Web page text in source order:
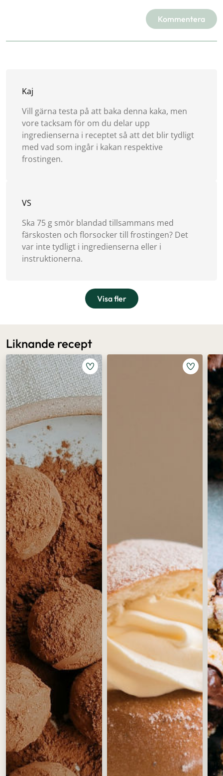
Kommentera
Kaj
Vill gärna testa på att baka denna kaka, men
vore tacksam för om du delar upp
ingredienserna i receptet så att det blir tydligt
med vad som ingår i kakan respektive
frostingen.
VS
Ska 75 g smör blandad tillsammans med
färskosten och florsocker till frostingen? Det
var inte tydligt i ingredienserna eller i
instruktionerna.
Visa fler
Liknande recept